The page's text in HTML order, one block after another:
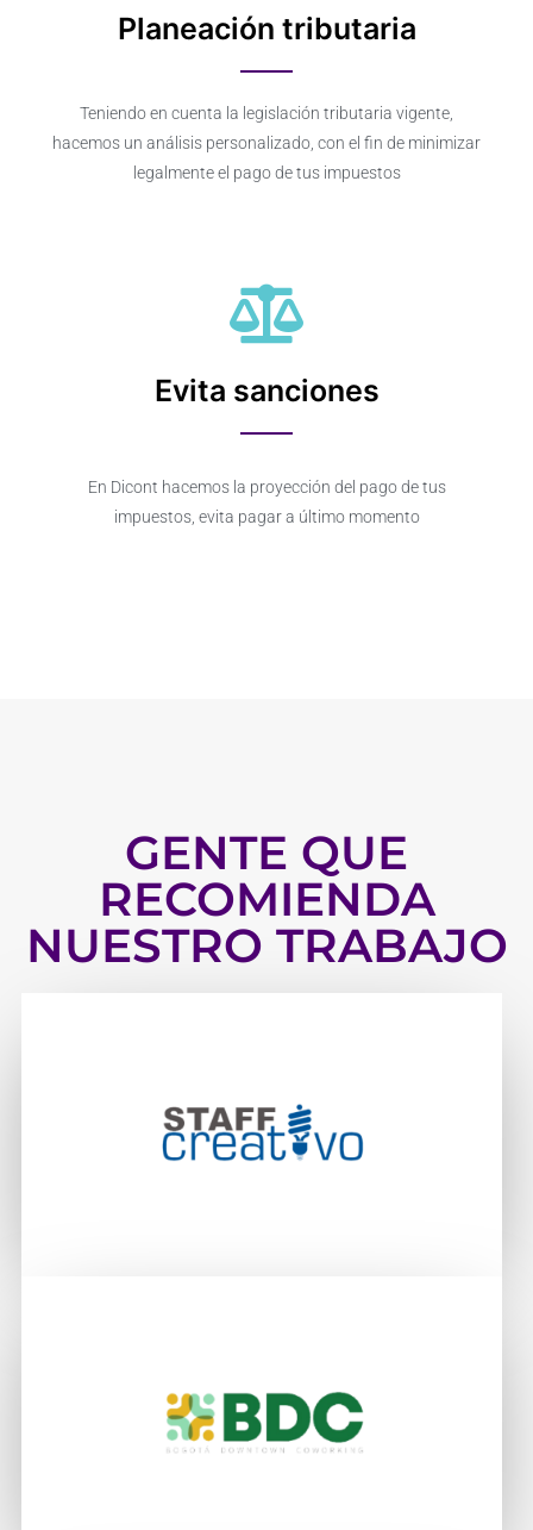
Planeación tributaria
Teniendo en cuenta la legislación tributaria vigente,
hacemos un análisis personalizado, con el fin de minimizar
legalmente el pago de tus impuestos
Evita sanciones
En Dicont hacemos la proyección del pago de tus
impuestos, evita pagar a último momento
GENTE QUE
RECOMIENDA
NUESTRO TRABAJO